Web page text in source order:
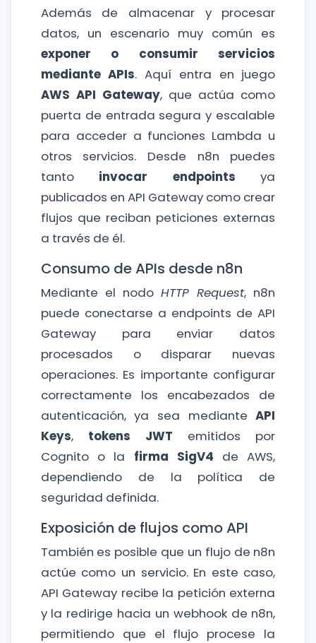
Además de almacenar y procesar
datos, un escenario muy común es
exponer o consumir servicios
mediante APIs. Aquí entra en juego
AWS API Gateway, que actúa como
puerta de entrada segura y escalable
para acceder a funciones Lambda u
otros servicios. Desde n8n puedes
tanto invocar endpoints ya
publicados en API Gateway como crear
flujos que reciban peticiones externas
a través de él.
Consumo de APIs desde n8n
Mediante el nodoHTTP Request, n8n
puede conectarse a endpoints de API
Gateway para enviar datos
procesados o disparar nuevas
operaciones. Es importante configurar
correctamente los encabezados de
autenticación, ya sea medianteAPI
Keys, tokens JWT emitidos por
Cognito o la firma SigV4 de AWS,
dependiendo de la política de
seguridad definida.
Exposición de flujos como API
También es posible que un flujo de n8n
actúe como un servicio. En este caso,
API Gateway recibe la petición externa
y la redirige hacia un webhook de n8n,
permitiendo que el flujo procese la